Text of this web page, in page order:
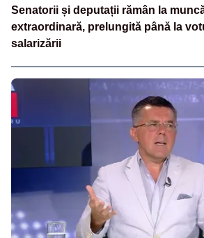
Senatorii și deputații rămân la
extraordinară, prelungită până la
salarizării